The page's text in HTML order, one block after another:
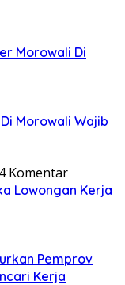
Morowali Di
Morowali Wajib
4 Komentar
Lowongan Kerja
Pemprov
Kerja